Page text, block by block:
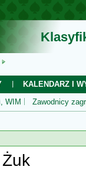
KALENDARZ I
WIM Zawodnicy